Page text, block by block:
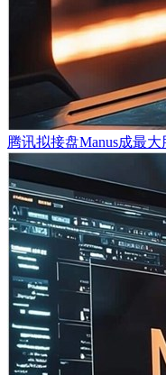
腾讯拟接盘Manus成最